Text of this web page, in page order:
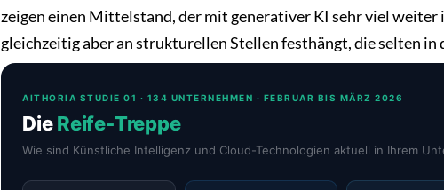
zeigen einen Mittelstand, der mit generativer KI sehr viel weiter
gleichzeitig aber an strukturellen Stellen festhängt, die selten
AITHORIA STUDIE 01 · 134 UNTERNEHMEN · FEBRUAR BIS MÄRZ 2026
DieReife-Treppe
Wie sind Künstliche Intelligenz und Cloud-Technologien aktuell in Ihrem